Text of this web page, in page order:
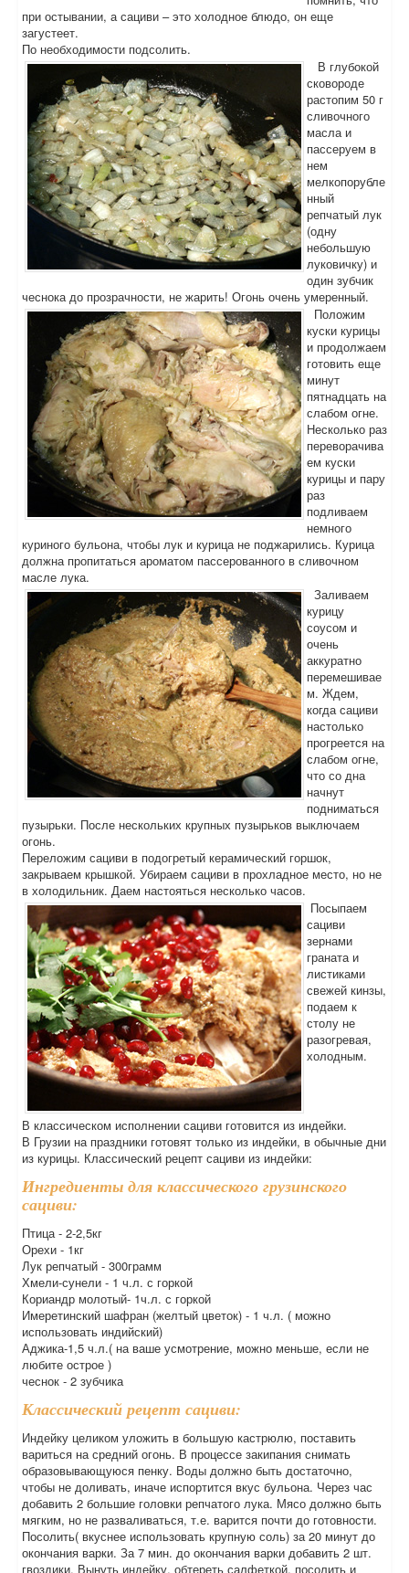
при остывании, а сациви – это холодное блюдо, он еще
загустеет.
По необходимости подсолить.
В глубокой
сковороде
растопим 50 г
сливочного
масла и
пассеруем в
нем
мелкопорубле
нный
репчатый лук
(одну
небольшую
луковичку) и
один зубчик
чеснока до прозрачности, не жарить! Огонь очень умеренный.
Положим
куски курицы
и продолжаем
готовить еще
минут
пятнадцать на
слабом огне.
Несколько раз
переворачива
ем куски
курицы и пару
раз
подливаем
немного
куриного бульона, чтобы лук и курица не поджарились. Курица
должна пропитаться ароматом пассерованного в сливочном
масле лука.
Заливаем
курицу
соусом и
очень
аккуратно
перемешивае
м. Ждем,
когда сациви
настолько
прогреется на
слабом огне,
что со дна
начнут
подниматься
пузырьки. После нескольких крупных пузырьков выключаем
огонь.
Переложим сациви в подогретый керамический горшок,
закрываем крышкой. Убираем сациви в прохладное место, но не
в холодильник. Даем настояться несколько часов.
Посыпаем
сациви
зернами
граната и
листиками
свежей кинзы,
подаем к
столу не
разогревая,
холодным.
В классическом исполнении сациви готовится из индейки.
В Грузии на праздники готовят только из индейки, в обычные дни
из курицы. Классический рецепт сациви из индейки:
Ингредиенты для классического грузинского
сациви:
Птица - 2-2,5кг
Орехи - 1кг
Лук репчатый - 300грамм
Хмели-сунели - 1 ч.л. с горкой
Кориандр молотый- 1ч.л. с горкой
Имеретинский шафран (желтый цветок) - 1 ч.л. ( можно
использовать индийский)
Аджика-1,5 ч.л.( на ваше усмотрение, можно меньше, если не
любите острое )
чеснок - 2 зубчика
Классический рецепт сациви:
Индейку целиком уложить в большую кастрюлю, поставить
вариться на средний огонь. В процессе закипания снимать
образовывающуюся пенку. Воды должно быть достаточно,
чтобы не доливать, иначе испортится вкус бульона. Через час
добавить 2 большие головки репчатого лука. Мясо должно быть
мягким, но не разваливаться, т.е. варится почти до готовности.
Посолить( вкуснее использовать крупную соль) за 20 минут до
окончания варки. За 7 мин. до окончания варки добавить 2 шт.
гвоздики. Вынуть индейку, обтереть салфеткой. посолить и